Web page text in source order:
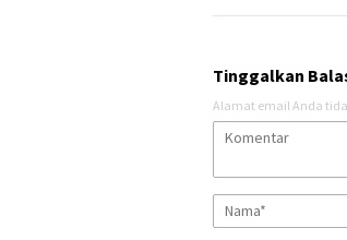
Tinggalkan
Alamat email Anda